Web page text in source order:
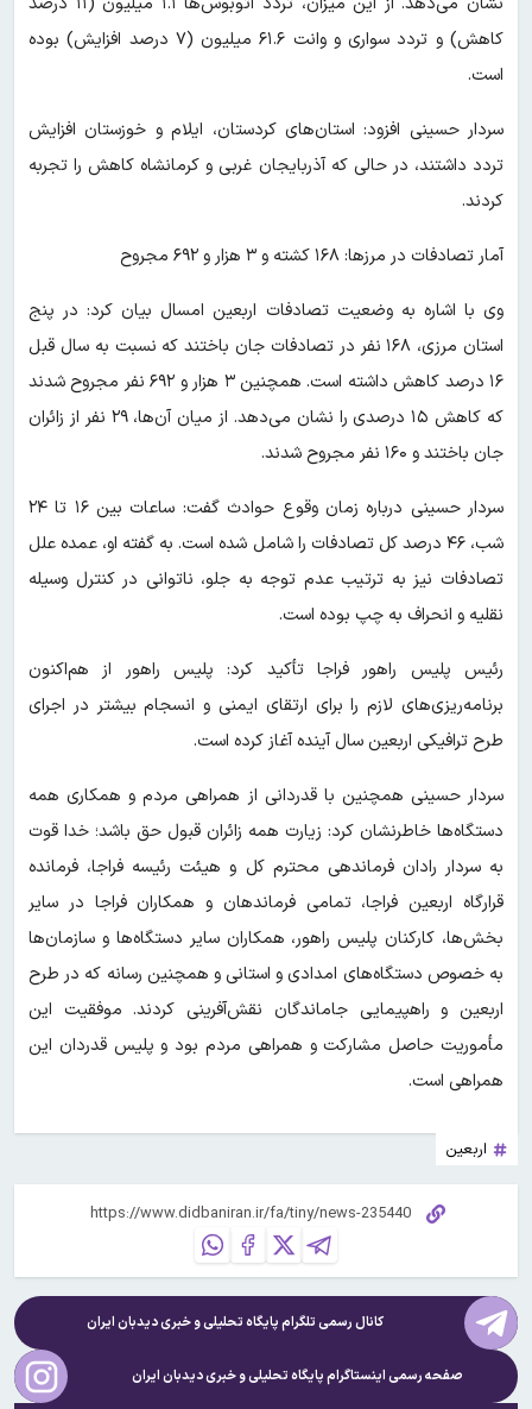
کاهش) و تردد سواری و وانت ۶۱.۶ میلیون (۷ درصد افزایش) بوده
است.
سردار حسینی افزود: استان‌های کردستان، ایلام و خوزستان افزایش
تردد داشتند، در حالی که آذربایجان غربی و کرمانشاه کاهش را تجربه
کردند.
آمار تصادفات در مرزها: ۱۶۸ کشته و ۳ هزار و ۶۹۲ مجروح
وی با اشاره به وضعیت تصادفات اربعین امسال بیان کرد: در پنج
استان مرزی، ۱۶۸ نفر در تصادفات جان باختند که نسبت به سال قبل
۱۶ درصد کاهش داشته است. همچنین ۳ هزار و ۶۹۲ نفر مجروح شدند
که کاهش ۱۵ درصدی را نشان می‌دهد. از میان آن‌ها، ۲۹ نفر از زائران
جان باختند و ۱۶۰ نفر مجروح شدند.
سردار حسینی درباره زمان وقوع حوادث گفت: ساعات بین ۱۶ تا ۲۴
شب، ۴۶ درصد کل تصادفات را شامل شده است. به گفته او، عمده علل
تصادفات نیز به ترتیب عدم توجه به جلو، ناتوانی در کنترل وسیله
نقلیه و انحراف به چپ بوده است.
رئیس پلیس راهور فراجا تأکید کرد: پلیس راهور از هم‌اکنون
برنامه‌ریزی‌های لازم را برای ارتقای ایمنی و انسجام بیشتر در اجرای
طرح ترافیکی اربعین سال آینده آغاز کرده است.
سردار حسینی همچنین با قدردانی از همراهی مردم و همکاری همه
دستگاه‌ها خاطرنشان کرد: زیارت همه زائران قبول حق باشد؛ خدا قوت
به سردار رادان فرماندهی محترم کل و هیئت رئیسه فراجا، فرمانده
قرارگاه اربعین فراجا، تمامی فرماندهان و همکاران فراجا در سایر
بخش‌ها، کارکنان پلیس راهور، همکاران سایر دستگاه‌ها و سازمان‌ها
به خصوص دستگاه‌های امدادی و استانی و همچنین رسانه که در طرح
اربعین و راهپیمایی جاماندگان نقش‌آفرینی کردند. موفقیت این
مأموریت حاصل مشارکت و همراهی مردم بود و پلیس قدردان این
همراهی است.
اربعین
کانال رسمی تلگرام پایگاه تحلیلی و خبریدیدبان ایران
صفحه رسمی اینستاگرام پایگاه تحلیلی و خبریدیدبان ایران